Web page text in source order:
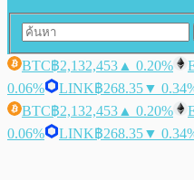
BTC฿2,132,453 ▲ 0.20%
0.06%
LINK฿268.35▼
BTC฿2,132,453 ▲ 0.20%
0.06%
LINK฿268.35▼